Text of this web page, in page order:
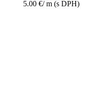
5.00 €/ m (s DPH)